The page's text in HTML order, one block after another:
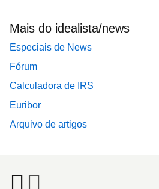
Mais do idealista/news
Especiais de News
Fórum
Calculadora de IRS
Euribor
Arquivo de artigos